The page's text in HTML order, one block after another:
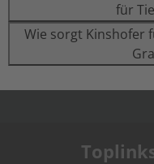
für
Wie sorgt Kinshofer